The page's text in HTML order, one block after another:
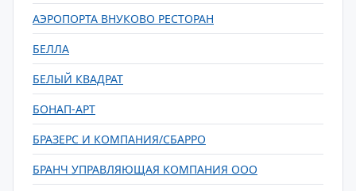
АЭРОПОРТА ВНУКОВО РЕСТОРАН
БЕЛЛА
БЕЛЫЙ КВАДРАТ
БОНАП-АРТ
БРАЗЕРС И КОМПАНИЯ/СБАРРО
БРАНЧ УПРАВЛЯЮЩАЯ КОМПАНИЯ ООО